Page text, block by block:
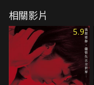
相關影片
5.9